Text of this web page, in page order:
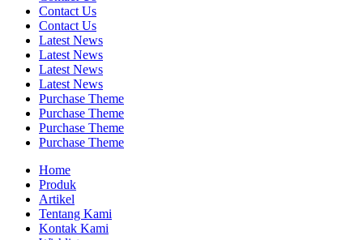
Contact Us
Contact Us
Latest News
Latest News
Latest News
Latest News
Purchase Theme
Purchase Theme
Purchase Theme
Purchase Theme
Home
Produk
Artikel
Tentang Kami
Kontak Kami